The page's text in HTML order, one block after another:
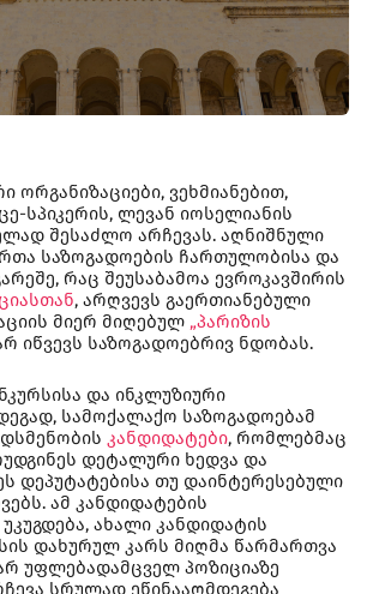
ორგანიზაციები, ვეხმიანებით,
სპიკერის, ლევან იოსელიანის
შესაძლო არჩევას. აღნიშნული
საზოგადოების ჩართულობისა და
რაც შეუსაბამოა ევროკავშირის
, არღვევს გაერთიანებული
მიერ მიღებულ „პარიზის
იწვევს საზოგადოებრივ ნდობას.
და ინკლუზიური
სამოქალაქო საზოგადოებამ
კანდიდატები, რომლებმაც
დეტალური ხედვა და
დეპუტატებისა თუ დაინტერესებული
ამ კანდიდატების
ახალი კანდიდატის
დახურულ კარს მიღმა წარმართვა
უფლებადამცველ პოზიციაზე
სრულად ეწინააღმდეგება